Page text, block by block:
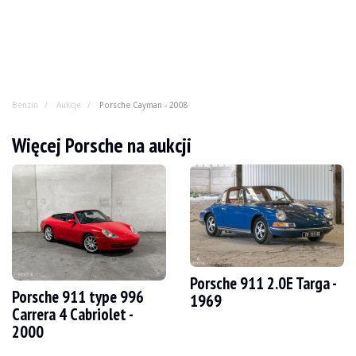
Benzin Aukcje Porsche Cayman - 2008
Porsche Cayman - 2008
Szare, czarne wnętrze? Nie dla Ciebie. Dzięki
ROK 2008
PRZEBIEG 169 000 km
SILNIK
PALIWO Benzyna
PRZEMIESZCZENIE 2.7 l
BOX
KOLOR
Więcej Porsche na aukcji
Porsche 911 type 996
Carrera 4 Cabriolet -
2000
Porsche 911 2.0E Targa -
1969